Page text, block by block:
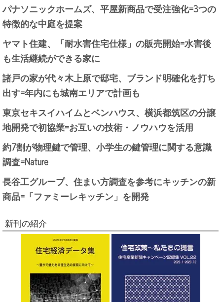
パナソニックホームズ、平屋新商品で受注強化=3つの
特徴的な中庭を提案
ヤマト住建、「耐水害住宅仕様」の販売開始=水害後
も生活継続ができる家に
諸戸の家が代々木上原で邸宅、ブランド明確化を打ち
出す=年内にも城南エリアで計画も
東京セキスイハイムとベンハウス、横浜都筑区の分譲
地開発で初協業=お互いの技術・ノウハウを活用
約7割が物理鍵で管理、小学生の鍵管理に関する意識
調査=Nature
長谷工グループ、住まい方調査を参考にキッチンの新
商品=「ファミーレキッチン」を開発
新刊の紹介